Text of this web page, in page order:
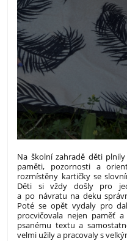
Na školní zahradě děti
paměti, pozornosti a
rozmístěny kartičky se
Děti si vždy došly pro
a po návratu na deku
Poté se opět vydaly pro
procvičovala nejen paměť
psanému textu a
velmi užily a pracovaly s